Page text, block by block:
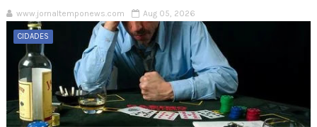
www.jornaltemponews.com Aug 05, 2026
CIDADES